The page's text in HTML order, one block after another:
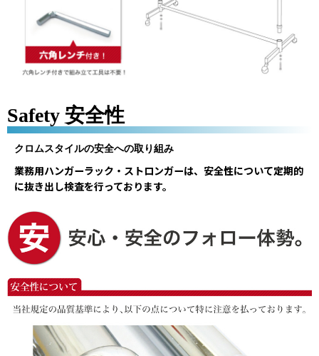
Safety 安全性
クロムスタイルの安全への取り組み
業務用ハンガーラック・ストロンガーは、安全性について定期的
に抜き出し検査を行っております。